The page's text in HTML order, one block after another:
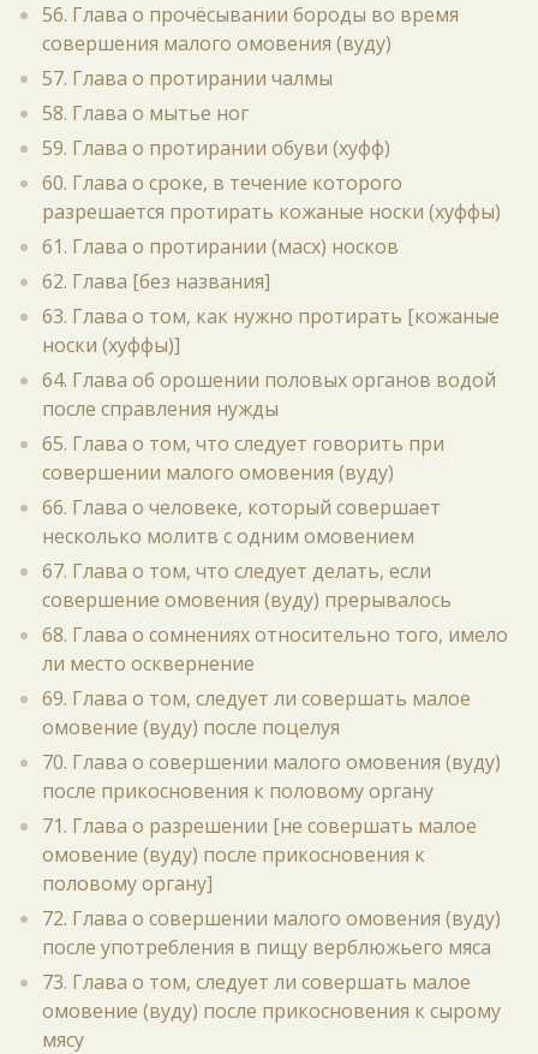
56. Глава о прочёсывании бороды во время
совершения малого омовения (вуду)
57. Глава о протирании чалмы
58. Глава о мытье ног
59. Глава о протирании обуви (хуфф)
60. Глава о сроке, в течение которого
разрешается протирать кожаные носки (хуффы)
61. Глава о протирании (масх) носков
62. Глава [без названия]
63. Глава о том, как нужно протирать [кожаные
носки (хуффы)]
64. Глава об орошении половых органов водой
после справления нужды
65. Глава о том, что следует говорить при
совершении малого омовения (вуду)
66. Глава о человеке, который совершает
несколько молитв с одним омовением
67. Глава о том, что следует делать, если
совершение омовения (вуду) прерывалось
68. Глава о сомнениях относительно того, имело
ли место осквернение
69. Глава о том, следует ли совершать малое
омовение (вуду) после поцелуя
70. Глава о совершении малого омовения (вуду)
после прикосновения к половому органу
71. Глава о разрешении [не совершать малое
омовение (вуду) после прикосновения к
половому органу]
72. Глава о совершении малого омовения (вуду)
после употребления в пищу верблюжьего мяса
73. Глава о том, следует ли совершать малое
омовение (вуду) после прикосновения к сырому
мясу